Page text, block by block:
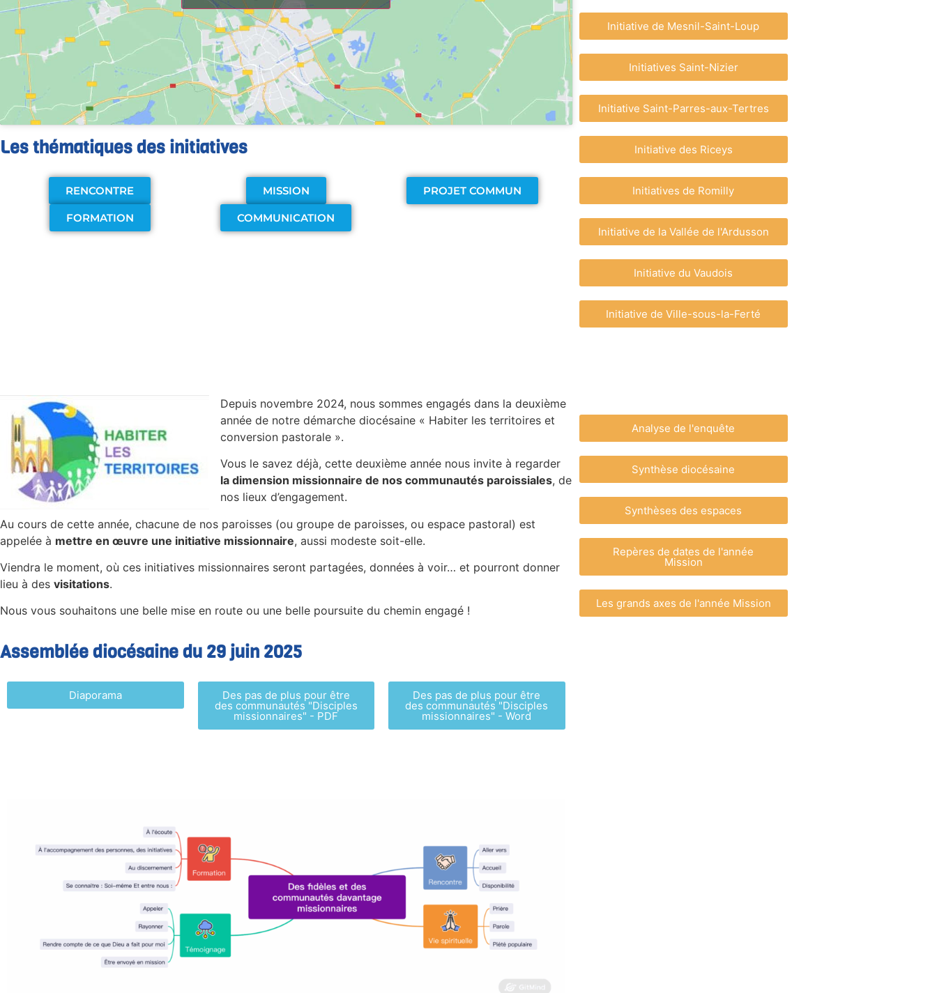
Les thématiques des initiatives
RENCONTRE MISSION PROJET COMMUN
FORMATION COMMUNICATION
Initiative de Mesnil-Saint-Loup
Initiatives Saint-Nizier
Initiative Saint-Parres-aux-Tertres
Initiative des Riceys
Initiatives de Romilly
Initiative de la Vallée de l'Ardusson
Initiative du Vaudois
Initiative de Ville-sous-la-Ferté
Depuis novembre 2024, nous sommes engagés dans la deuxième
année de notre démarche diocésaine « Habiter les territoires et
conversion pastorale ».
Vous le savez déjà, cette deuxième année nous invite à regarder
la dimension missionnaire de nos communautés paroissiales, de
nos lieux d’engagement.
Au cours de cette année, chacune de nos paroisses (ou groupe de paroisses, ou espace pastoral) est
appelée à mettre en œuvre une initiative missionnaire, aussi modeste soit-elle.
Viendra le moment, où ces initiatives missionnaires seront partagées, données à voir… et pourront donner
lieu à des visitations.
Nous vous souhaitons une belle mise en route ou une belle poursuite du chemin engagé !
Assemblée diocésaine du 29 juin 2025
Diaporama Des pas de plus pour être
des communautés "Disciples
missionnaires" - PDF
Des pas de plus pour être
des communautés "Disciples
missionnaires" - Word
Analyse de l'enquête
Synthèse diocésaine
Synthèses des espaces
Repères de dates de l'année
Mission
Les grands axes de l'année Mission